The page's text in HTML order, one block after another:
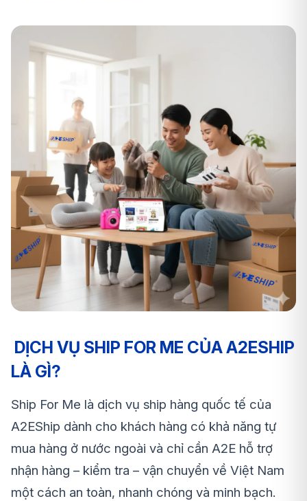
DỊCH VỤ SHIP FOR ME CỦA A2ESHIP
LÀ GÌ?
Ship For Me là dịch vụ ship hàng quốc tế của
A2EShip dành cho khách hàng có khả năng tự
mua hàng ở nước ngoài và chỉ cần A2E hỗ trợ
nhận hàng – kiểm tra – vận chuyển về Việt Nam
một cách an toàn, nhanh chóng và minh bạch.